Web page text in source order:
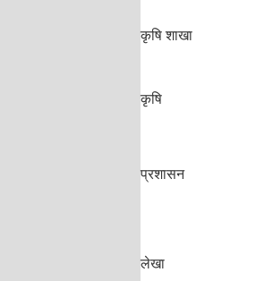
कृषि शाखा
कृषि
प्रशासन
लेखा